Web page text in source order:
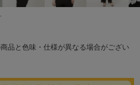
品と色味・仕様が異なる場合がござい